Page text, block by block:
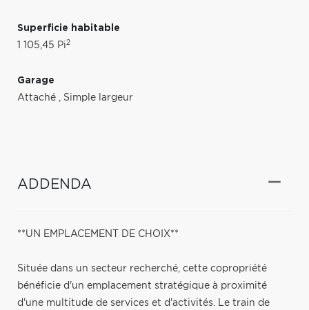
Superficie habitable
1 105,45 Pi2
Garage
Attaché , Simple largeur
ADDENDA
**UN EMPLACEMENT DE CHOIX**
Située dans un secteur recherché, cette copropriété
bénéficie d'un emplacement stratégique à proximité
d'une multitude de services et d'activités. Le train de